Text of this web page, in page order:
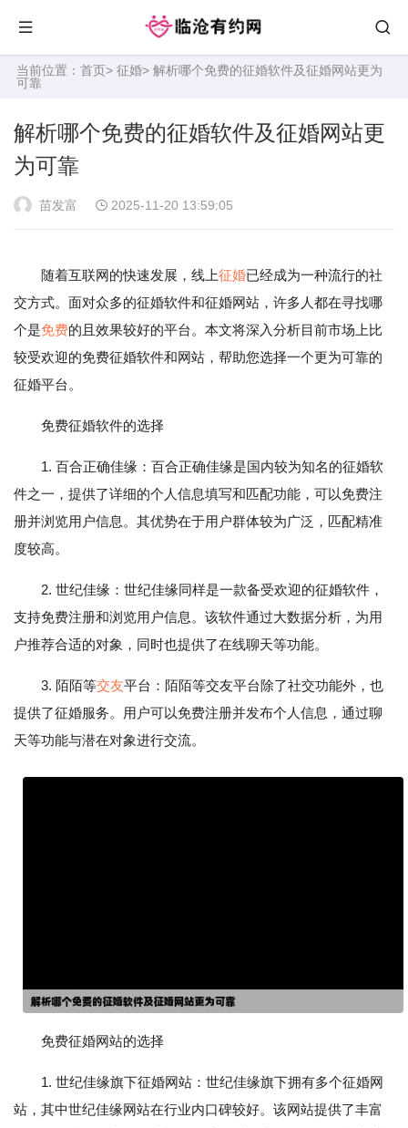
当前位置： 首页> 征婚> 解析哪个免费的征婚软件及征婚网站更为
可靠
解析哪个免费的征婚软件及征婚网站更
为可靠
苗发富 2025-11-20 13:59:05
随着互联网的快速发展，线上征婚已经成为一种流行的社
交方式。面对众多的征婚软件和征婚网站，许多人都在寻找哪
个是免费的且效果较好的平台。本文将深入分析目前市场上比
较受欢迎的免费征婚软件和网站，帮助您选择一个更为可靠的
征婚平台。
免费征婚软件的选择
1. 百合正确佳缘：百合正确佳缘是国内较为知名的征婚软
件之一，提供了详细的个人信息填写和匹配功能，可以免费注
册并浏览用户信息。其优势在于用户群体较为广泛，匹配精准
度较高。
2. 世纪佳缘：世纪佳缘同样是一款备受欢迎的征婚软件，
支持免费注册和浏览用户信息。该软件通过大数据分析，为用
户推荐合适的对象，同时也提供了在线聊天等功能。
3. 陌陌等交友平台：陌陌等交友平台除了社交功能外，也
提供了征婚服务。用户可以免费注册并发布个人信息，通过聊
天等功能与潜在对象进行交流。
免费征婚网站的选择
1. 世纪佳缘旗下征婚网站：世纪佳缘旗下拥有多个征婚网
站，其中世纪佳缘网站在行业内口碑较好。该网站提供了丰富